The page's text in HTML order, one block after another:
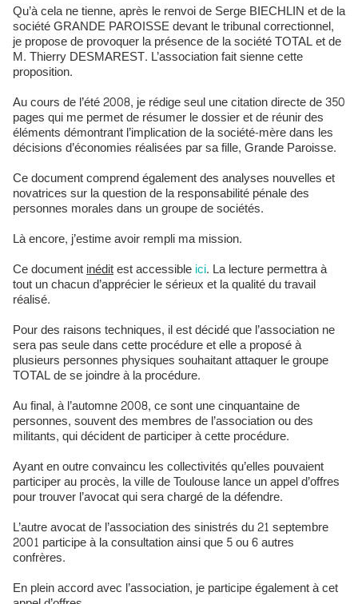
Qu’à cela ne tienne, après le renvoi de Serge BIECHLIN et de la
société GRANDE PAROISSE devant le tribunal correctionnel,
je propose de provoquer la présence de la société TOTAL et de
M. Thierry DESMAREST. L’association fait sienne cette
proposition.
Au cours de l’été 2008, je rédige seul une citation directe de 350
pages qui me permet de résumer le dossier et de réunir des
éléments démontrant l’implication de la société-mère dans les
décisions d’économies réalisées par sa fille, Grande Paroisse.
Ce document comprend également des analyses nouvelles et
novatrices sur la question de la responsabilité pénale des
personnes morales dans un groupe de sociétés.
Là encore, j’estime avoir rempli ma mission.
Ce documentinéditest accessibleici. La lecture permettra à
tout un chacun d’apprécier le sérieux et la qualité du travail
réalisé.
Pour des raisons techniques, il est décidé que l’association ne
sera pas seule dans cette procédure et elle a proposé à
plusieurs personnes physiques souhaitant attaquer le groupe
TOTAL de se joindre à la procédure.
Au final, à l’automne 2008, ce sont une cinquantaine de
personnes, souvent des membres de l’association ou des
militants, qui décident de participer à cette procédure.
Ayant en outre convaincu les collectivités qu’elles pouvaient
participer au procès, la ville de Toulouse lance un appel d’offres
pour trouver l’avocat qui sera chargé de la défendre.
L’autre avocat de l’association des sinistrés du 21 septembre
2001 participe à la consultation ainsi que 5 ou 6 autres
confrères.
En plein accord avec l’association, je participe également à cet